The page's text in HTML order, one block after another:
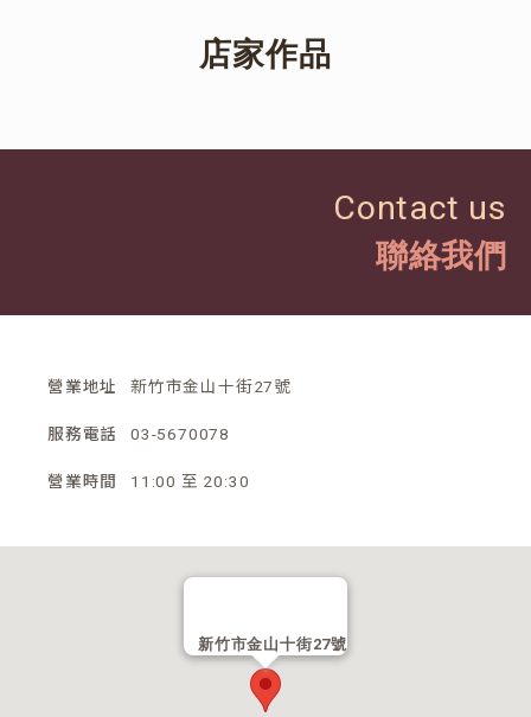
店家作品
新竹市金山十街27號
Contact us
聯絡我們
營業地址 新竹市金山十街27號
服務電話 03-5670078
營業時間 11:00 至 20:30